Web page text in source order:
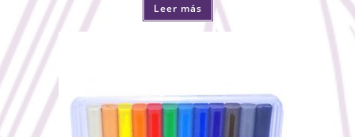
Leer más